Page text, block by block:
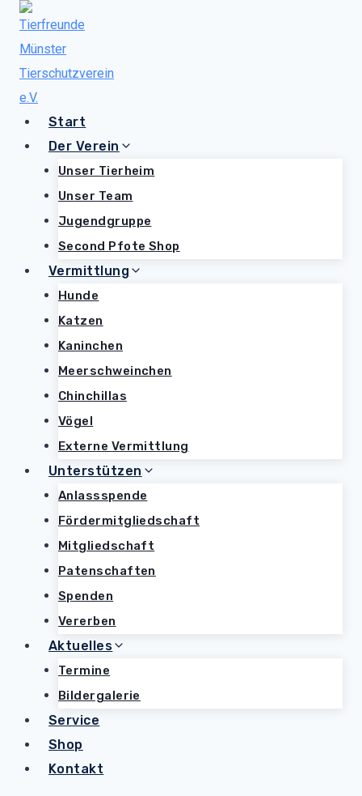
Zum
Inhalt
springen
Start
Der Verein
Unser Tierheim
Unser Team
Jugendgruppe
Second Pfote Shop
Vermittlung
Hunde
Katzen
Kaninchen
Meerschweinchen
Chinchillas
Vögel
Externe Vermittlung
Unterstützen
Anlassspende
Fördermitgliedschaft
Mitgliedschaft
Patenschaften
Spenden
Vererben
Aktuelles
Termine
Bildergalerie
Service
Shop
Kontakt